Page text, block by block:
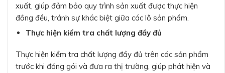
xuất, giúp đảm bảo quy trình sản xuất được thực hiện
đồng đều, tránh sự khác biệt giữa các lô sản phẩm.
Thực hiện kiểm tra chất lượng đầy đủ
Thực hiện kiểm tra chất lượng đầy đủ trên các sản phẩm
trước khi đóng gói và đưa ra thị trường, giúp phát hiện và